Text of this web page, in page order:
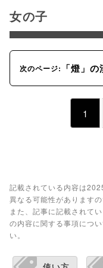
女の子
次のページ: 「燈」
1
記載されている内容は
異なる可能性がありますの
また、記事に記載されて
の内容に関する事項につ
い。